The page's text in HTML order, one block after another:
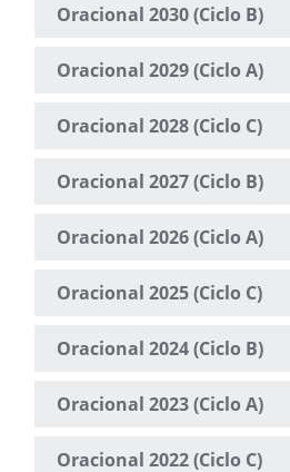
Oracional 2030 (Ciclo B)
Oracional 2029 (Ciclo A)
Oracional 2028 (Ciclo C)
Oracional 2027 (Ciclo B)
Oracional 2026 (Ciclo A)
Oracional 2025 (Ciclo C)
Oracional 2024 (Ciclo B)
Oracional 2023 (Ciclo A)
Oracional 2022 (Ciclo C)